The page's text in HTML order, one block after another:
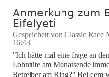
Anmerkung zum
Eifelyeti
Gespeichert von Classic Race
16:43
"Ich hätte mal eine frage an
Lohntüte am Monatsende
Betreiber am Ring?" Bei dem